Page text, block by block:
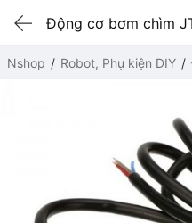
Động cơ bơm chìm
Nshop Robot, Phụ kiện DIY